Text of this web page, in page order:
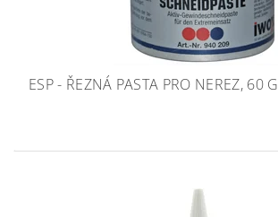
ESP - ŘEZNÁ PASTA PRO NEREZ, 60 G